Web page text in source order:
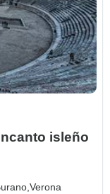
isleño
Verona